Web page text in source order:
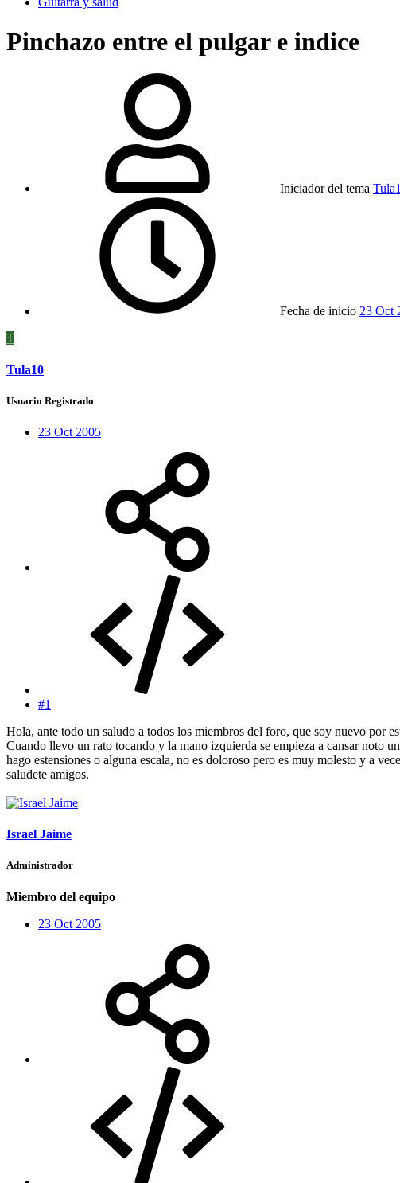
Pinchazo entre el pulgar e indice
Iniciador del tema
Fecha de inicio 23 Oct
T
Tula10
Usuario Registrado
23 Oct 2005
#1
Hola, ante todo un saludo a todos los miembros del foro, que soy nuevo por
Cuando llevo un rato tocando y la mano izquierda se empieza a cansar noto
hago estensiones o alguna escala, no es doloroso pero es muy molesto y a
saludete amigos.
Israel Jaime
Administrador
Miembro del equipo
23 Oct 2005